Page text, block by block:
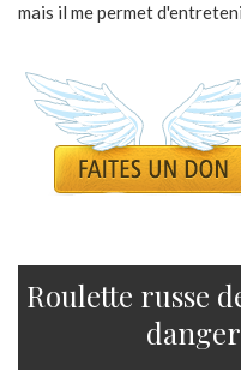
mais il me permet
Roulette russe